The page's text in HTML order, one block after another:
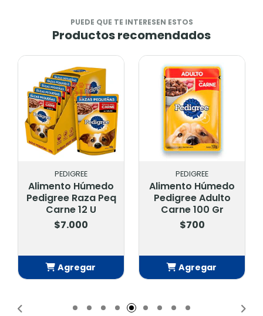
PUEDE QUE TE INTERESEN ESTOS
Productos recomendados
PEDIGREE
Alimento Húmedo
Pedigree Raza Peq
Carne 12 U
$7.000
Agregar
PEDIGREE
Alimento Húmedo
Pedigree Adulto
Carne 100 Gr
$700
Agregar